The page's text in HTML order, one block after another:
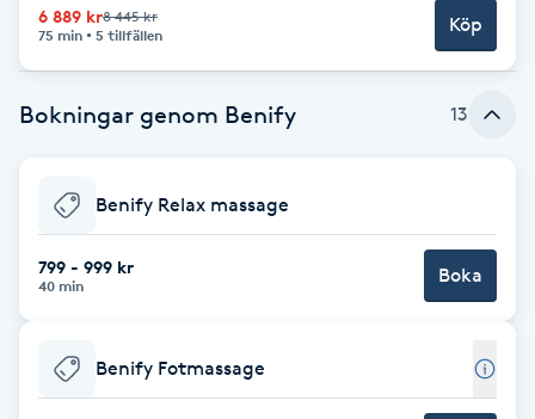
Brynformning
Brynfärgning
Bröllopsuppsättning
Celluliter
Coachning
6 889 kr8 445 kr
75 min
5 tillfällen Köp
Bokningar genom Benify 13
Benify Relax massage
799 - 999 kr
40 min Boka
Benify Fotmassage